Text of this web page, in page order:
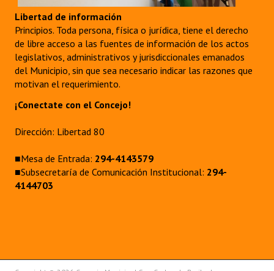
Libertad de información
Principios. Toda persona, física o jurídica, tiene el derecho
de libre acceso a las fuentes de información de los actos
legislativos, administrativos y jurisdiccionales emanados
del Municipio, sin que sea necesario indicar las razones que
motivan el requerimiento.
¡Conectate con el Concejo!
Dirección: Libertad 80
■Mesa de Entrada: 294-4143579
■Subsecretaría de Comunicación Institucional: 294-
4144703